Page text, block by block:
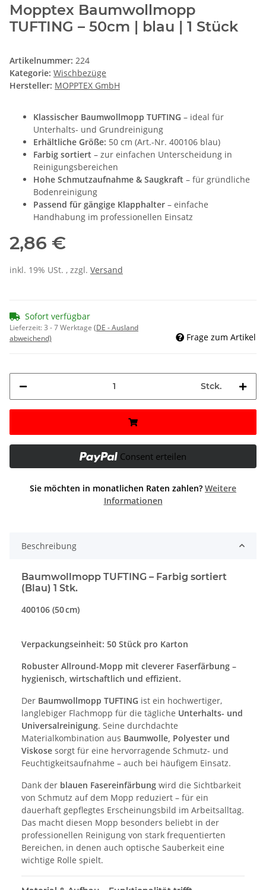
Mopptex Baumwollmopp
TUFTING – 50cm | blau | 1 Stück
Artikelnummer: 224
Kategorie: Wischbezüge
Hersteller: MOPPTEX GmbH
Klassischer Baumwollmopp TUFTING – ideal für
Unterhalts- und Grundreinigung
Erhältliche Größe: 50 cm (Art.-Nr. 400106 blau)
Farbig sortiert – zur einfachen Unterscheidung in
Reinigungsbereichen
Hohe Schmutzaufnahme & Saugkraft – für gründliche
Bodenreinigung
Passend für gängige Klapphalter – einfache
Handhabung im professionellen Einsatz
2,86 €
inkl. 19% USt. , zzgl. Versand
Sofort verfügbar
Lieferzeit:3 - 7 Werktage (DE - Ausland
abweichend)
Frage zum Artikel
Stck.
Consent erteilen
Sie möchten in monatlichen Raten zahlen? Weitere
Informationen
Beschreibung
Baumwollmopp TUFTING – Farbig sortiert
(Blau) 1 Stk.
400106 (50 cm)
Verpackungseinheit: 50 Stück pro Karton
Robuster Allround-Mopp mit cleverer Faserfärbung –
hygienisch, wirtschaftlich und effizient.
Der Baumwollmopp TUFTING ist ein hochwertiger,
langlebiger Flachmopp für die tägliche Unterhalts- und
Universalreinigung. Seine durchdachte
Materialkombination aus Baumwolle, Polyester und
Viskose sorgt für eine hervorragende Schmutz- und
Feuchtigkeitsaufnahme – auch bei häufigem Einsatz.
Dank der blauen Fasereinfärbung wird die Sichtbarkeit
von Schmutz auf dem Mopp reduziert – für ein
dauerhaft gepflegtes Erscheinungsbild im Arbeitsalltag.
Das macht diesen Mopp besonders beliebt in der
professionellen Reinigung von stark frequentierten
Bereichen, in denen auch optische Sauberkeit eine
wichtige Rolle spielt.